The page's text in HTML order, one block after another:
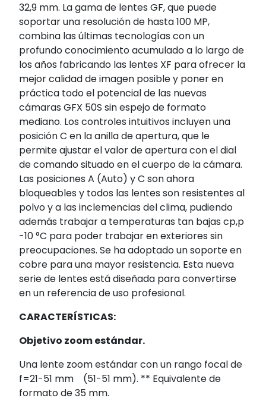
32,9 mm. La gama de lentes GF, que puede
soportar una resolución de hasta 100 MP,
combina las últimas tecnologías con un
profundo conocimiento acumulado a lo largo de
los años fabricando las lentes XF para ofrecer la
mejor calidad de imagen posible y poner en
práctica todo el potencial de las nuevas
cámaras GFX 50S sin espejo de formato
mediano. Los controles intuitivos incluyen una
posición C en la anilla de apertura, que le
permite ajustar el valor de apertura con el dial
de comando situado en el cuerpo de la cámara.
Las posiciones A (Auto) y C son ahora
bloqueables y todos las lentes son resistentes al
polvo y a las inclemencias del clima, pudiendo
además trabajar a temperaturas tan bajas cp,p
-10 °C para poder trabajar en exteriores sin
preocupaciones. Se ha adoptado un soporte en
cobre para una mayor resistencia. Esta nueva
serie de lentes está diseñada para convertirse
en un referencia de uso profesional.
CARACTERÍSTICAS:
Objetivo zoom estándar.
Una lente zoom estándar con un rango focal de
f=21-51 mm (51-51 mm). ** Equivalente de
formato de 35 mm.